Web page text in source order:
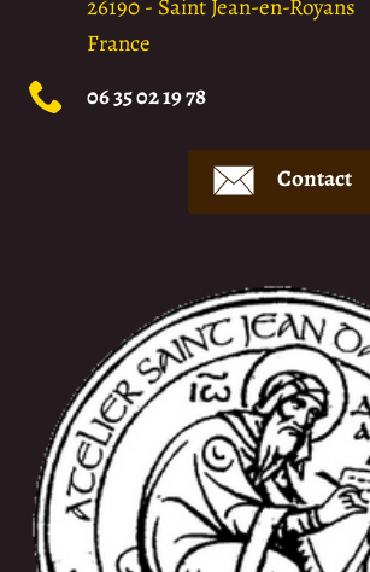
26190- Saint Jean-en-Royans
France
06 35 02 19 78
Contact